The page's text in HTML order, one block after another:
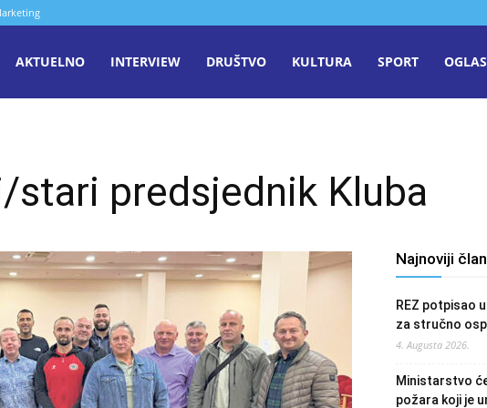
AKTUELNO INTERVIEW DRUŠTVO KULTURA SPORT
stari predsjednik Kluba
Najnoviji
REZ potpisao
za stručno
4. Augusta 2026.
Ministarstvo
požara koji je